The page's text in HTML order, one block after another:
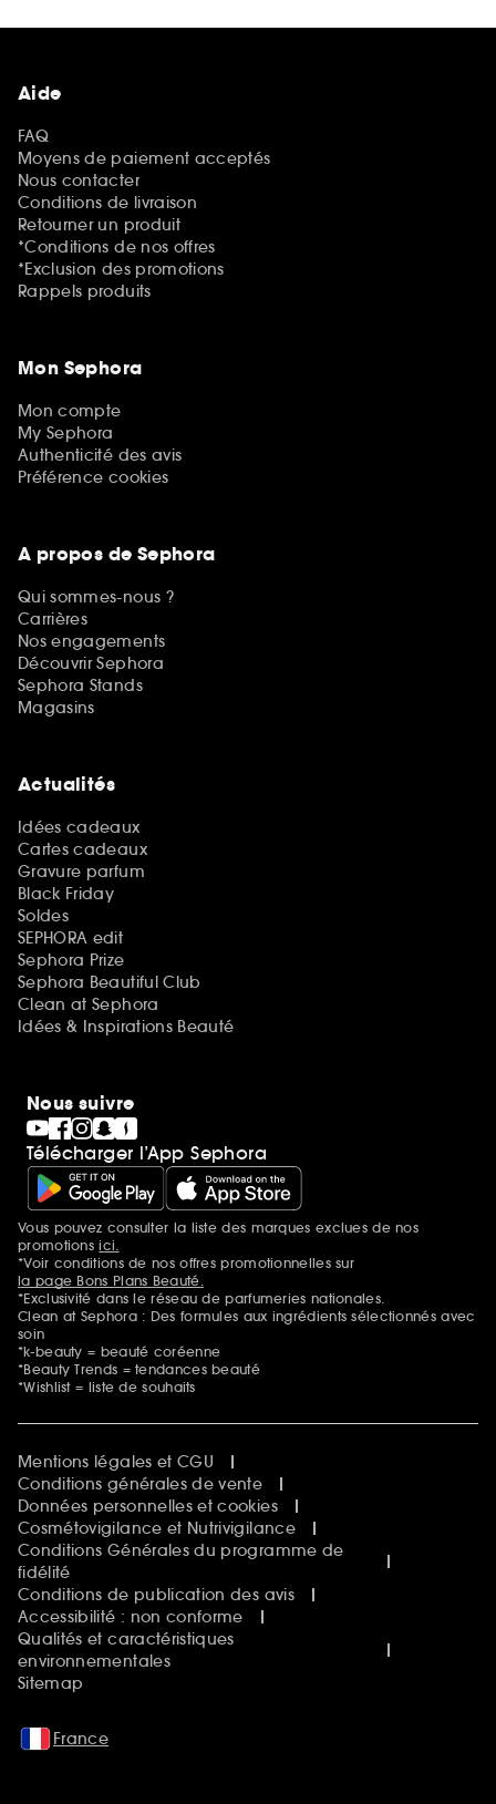
Aide
FAQ
Moyens de paiement acceptés
Nous contacter
Conditions de livraison
Retourner un produit
*Conditions de nos offres
*Exclusion des promotions
Rappels produits
Mon Sephora
Mon compte
My Sephora
Authenticité des avis
Préférence cookies
A propos de Sephora
Qui sommes-nous ?
Carrières
Nos engagements
Découvrir Sephora
Sephora Stands
Magasins
Actualités
Idées cadeaux
Cartes cadeaux
Gravure parfum
Black Friday
Soldes
SEPHORA edit
Sephora Prize
Sephora Beautiful Club
Clean at Sephora
Idées & Inspirations Beauté
Nous suivre
Télécharger l’App Sephora
Mentions additionnelles
Vous pouvez consulter la liste des marques exclues de nos
promotionsici.
*Voir conditions de nos offres promotionnelles sur
la page Bons Plans Beauté.
*Exclusivité dans le réseau de parfumeries nationales.
Clean at Sephora : Des formules aux ingrédients sélectionnés avec
soin
*k-beauty = beauté coréenne
*Beauty Trends = tendances beauté
*Wishlist = liste de souhaits
Mentions légales et CGU
Conditions générales de vente
Données personnelles et cookies
Cosmétovigilance et Nutrivigilance
Conditions Générales du programme de
fidélité
Conditions de publication des avis
Accessibilité : non conforme
Qualités et caractéristiques
environnementales
Sitemap
France